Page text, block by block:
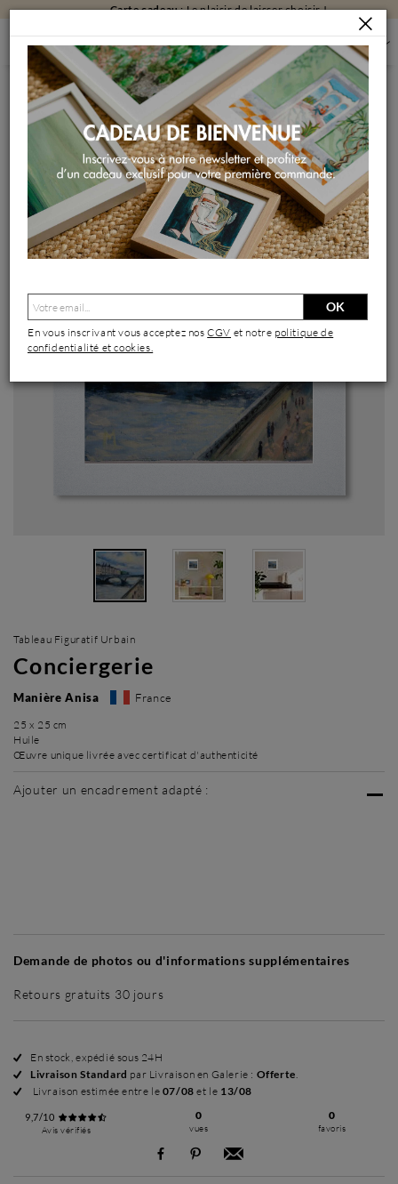
Carte cadeau: Le plaisir de laisser choisir !
PEINTURES PEINTURES PAR FORMAT
PEINTURES PETIT FORMAT
CONCIERGERIE
Peinture Conciergerie par Manière Anisa | Tableau Figuratif
Urbain Huile
Tableau Figuratif Urbain
Conciergerie
Manière Anisa France
25 x 25 cm
Huile
Œuvre unique livrée avec certificat d'authenticité
Ajouter un encadrement adapté :
Demande de photos ou d'informations supplémentaires
Retours gratuits 30 jours
En stock, expédié sous 24H
Livraison Standard par Livraison en Galerie : Offerte.
Livraison estimée entre le 07/08 et le 13/08
9,7/10
Avis vérifiés
0
vues
0
favoris
OK
En vous inscrivant vous acceptez nosCGV et notre politique de
confidentialité et cookies.